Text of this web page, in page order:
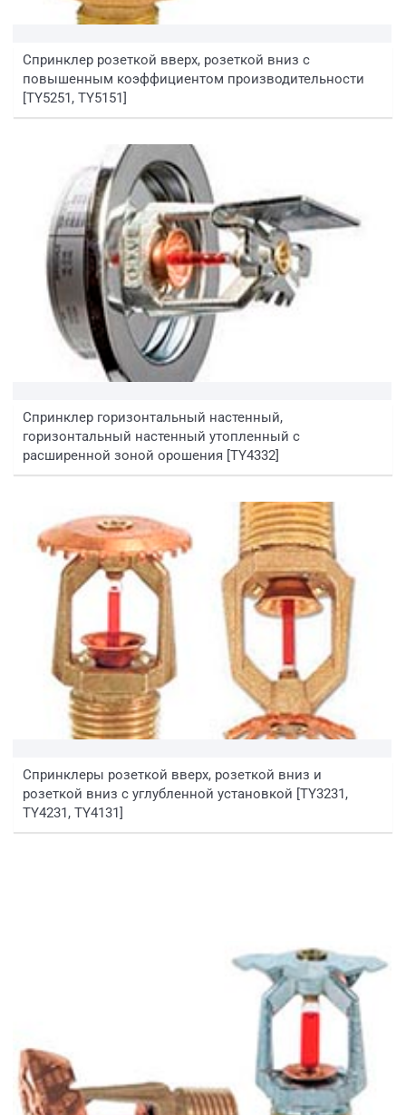
Спринклер розеткой вверх, розеткой вниз с
повышенным коэффициентом производительности
[TY5251, TY5151]
Спринклер горизонтальный настенный,
горизонтальный настенный утопленный с
расширенной зоной орошения [TY4332]
Спринклеры розеткой вверх, розеткой вниз и
розеткой вниз с углубленной установкой [TY3231,
TY4231, TY4131]